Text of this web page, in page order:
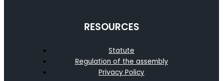
RESOURCES
Statute
Regulation of the assembly
Privacy Policy